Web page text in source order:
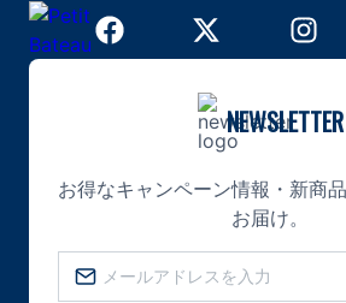
NEWSLETTER
お得なキャンペーン情報・新商
お届け。